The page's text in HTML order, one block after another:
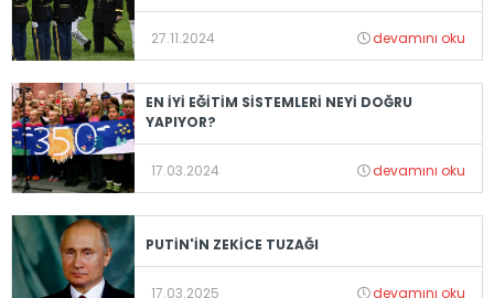
27.11.2024 devamını oku
EN İYİ EĞİTİM SİSTEMLERİ NEYİ DOĞRU
YAPIYOR?
17.03.2024 devamını oku
PUTİN'İN ZEKİCE TUZAĞI
17.03.2025 devamını oku